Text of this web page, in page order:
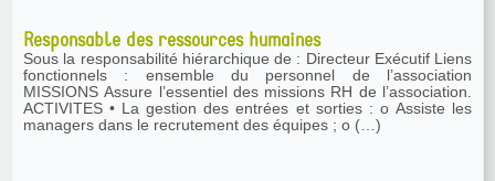
Responsable des ressources humaines
Sous la responsabilité hiérarchique de : Directeur Exécutif Liens
fonctionnels : ensemble du personnel de l’association
MISSIONS Assure l’essentiel des missions RH de l’association.
ACTIVITES • La gestion des entrées et sorties : o Assiste les
managers dans le recrutement des équipes ; o (…)